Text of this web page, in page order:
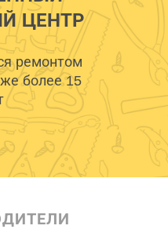
ЦЕНТР
ремонтом
более 15